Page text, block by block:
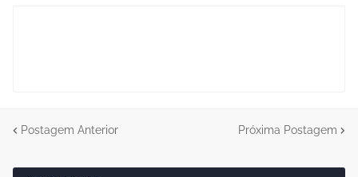
Postagem Anterior Próxima Postagem